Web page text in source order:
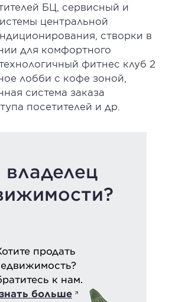
БЦ, сервисный и
центральной
створки в
для комфортного
фитнес клуб 2
лобби с кофе зоной,
система заказа
посетителей и др.
продать
к нам.
больше